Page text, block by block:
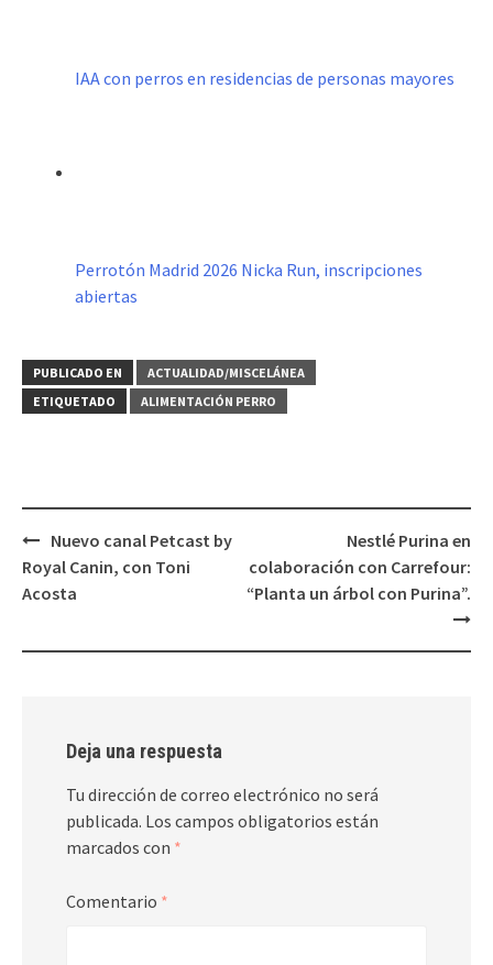
IAA con perros en residencias de personas mayores
Perrotón Madrid 2026 Nicka Run, inscripciones
abiertas
PUBLICADO EN
ACTUALIDAD/MISCELÁNEA
ETIQUETADO
ALIMENTACIÓN PERRO
Navegación
de
entradas
Nuevo canal Petcast by
Royal Canin, con Toni
Acosta
Nestlé Purina en
colaboración con Carrefour:
“Planta un árbol con Purina”.
Deja una respuesta
Tu dirección de correo electrónico no será
publicada. Los campos obligatorios están
marcados con *
Comentario *